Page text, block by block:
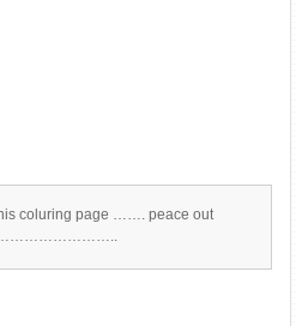
coluring page ……. peace out